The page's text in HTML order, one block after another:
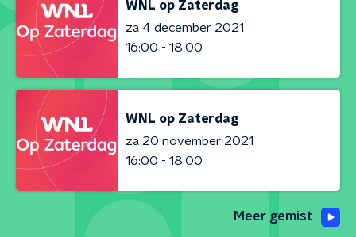
WNL op Zaterdag
za 4 december 2021
16:00 - 18:00
WNL op Zaterdag
za 20 november 2021
16:00 - 18:00
Meer gemist